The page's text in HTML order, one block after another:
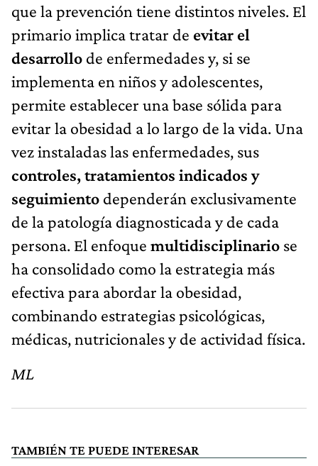
que la prevención tiene distintos niveles. El
primario implica tratar de evitar el
desarrollo de enfermedades y, si se
implementa en niños y adolescentes,
permite establecer una base sólida para
evitar la obesidad a lo largo de la vida. Una
vez instaladas las enfermedades, sus
controles, tratamientos indicados y
seguimiento dependerán exclusivamente
de la patología diagnosticada y de cada
persona. El enfoque multidisciplinario se
ha consolidado como la estrategia más
efectiva para abordar la obesidad,
combinando estrategias psicológicas,
médicas, nutricionales y de actividad física.
ML
TAMBIÉN TE PUEDE INTERESAR